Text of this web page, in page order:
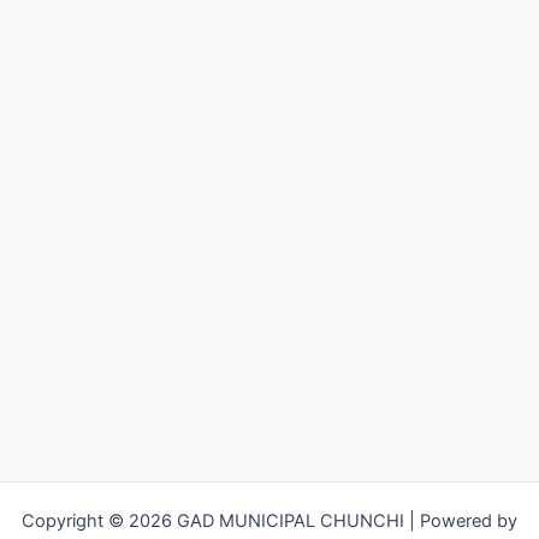
Copyright © 2026 GAD MUNICIPAL CHUNCHI | Powered by